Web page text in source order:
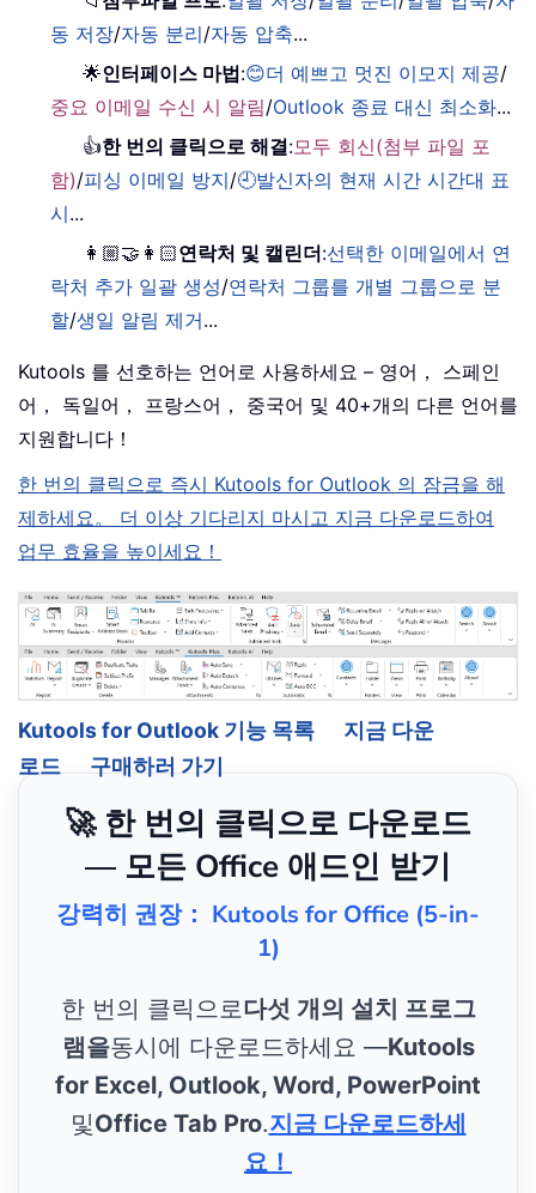
동 저장/자동 분리/자동 압축...
🌟인터페이스 마법:😊더 예쁘고 멋진 이모지 제공/
중요 이메일 수신 시 알림/Outlook 종료 대신 최소화...
👍한 번의 클릭으로 해결:모두 회신(첨부 파일 포
함)/피싱 이메일 방지/🕘발신자의 현재 시간 시간대 표
시...
👩🏼‍🤝‍👩🏻연락처 및 캘린더:선택한 이메일에서 연
락처 추가 일괄 생성/연락처 그룹를 개별 그룹으로 분
할/생일 알림 제거...
Kutools 를 선호하는 언어로 사용하세요 – 영어， 스페인
어， 독일어， 프랑스어， 중국어 및 40+개의 다른 언어를
지원합니다！
한 번의 클릭으로 즉시 Kutools for Outlook 의 잠금을 해
제하세요。 더 이상 기다리지 마시고 지금 다운로드하여
업무 효율을 높이세요！
Kutools for Outlook 기능 목록
지금 다운
로드
구매하러 가기
🚀 한 번의 클릭으로 다운로드
— 모든 Office 애드인 받기
강력히 권장： Kutools for Office (5-in-
1)
한 번의 클릭으로다섯 개의 설치 프로그
램을동시에 다운로드하세요 —Kutools
for Excel, Outlook, Word, PowerPoint
및Office Tab Pro.지금 다운로드하세
요！